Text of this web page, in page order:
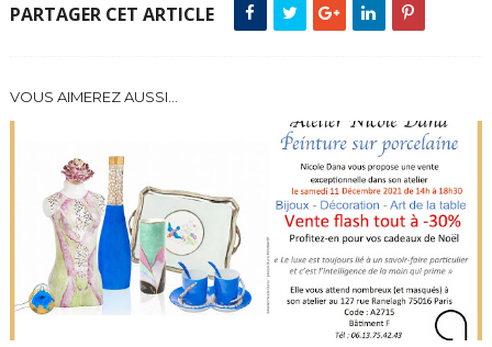
PARTAGER CET ARTICLE
VOUS AIMEREZ AUSSI...